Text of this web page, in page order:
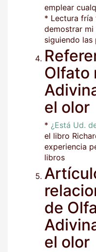
emplear
* Lectura fría
demostrar
siguiendo las
Olfato
el olor
* ¿Está Ud.
el libro
experiencia
libros
de
el olor